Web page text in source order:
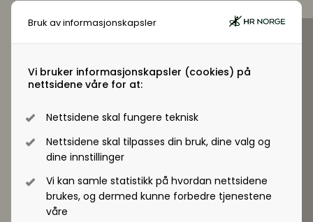
Bruk av informasjonskapsler
Vi bruker informasjonskapsler (cookies) på
nettsidene våre for at:
Nettsidene skal fungere teknisk
Nettsidene skal tilpasses din bruk, dine valg og
dine innstillinger
Vi kan samle statistikk på hvordan nettsidene
brukes, og dermed kunne forbedre tjenestene
våre
antagelser og utforske hva det virkelig betyr å
lede med mot, robusthet og gjennomslagskraft.
Interaktiv Q&A
Kultur er ikke et buzzord – det er forskjellen
endrer spillet.
Hun holder foredraget sammen med Katarina